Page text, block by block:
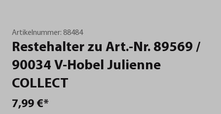
Artikelnummer: 88484
Restehalter zu Art.-Nr. 89569 /
90034 V-Hobel Julienne
COLLECT
7,99 €*